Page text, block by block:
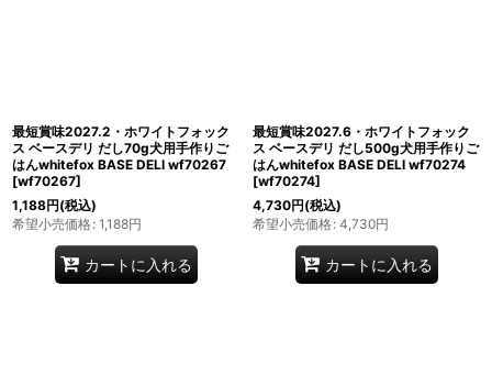
最短賞味2027.2・ホワイトフォック
ス ベースデリ だし70g犬用手作りご
はんwhitefox BASE DELI wf70267
[wf70267]
1,188円(税込)
希望小売価格: 1,188円
カートに入れる
最短賞味2027.6・ホワイトフォック
ス ベースデリ だし500g犬用手作りご
はんwhitefox BASE DELI wf70274
[wf70274]
4,730円(税込)
希望小売価格: 4,730円
カートに入れる